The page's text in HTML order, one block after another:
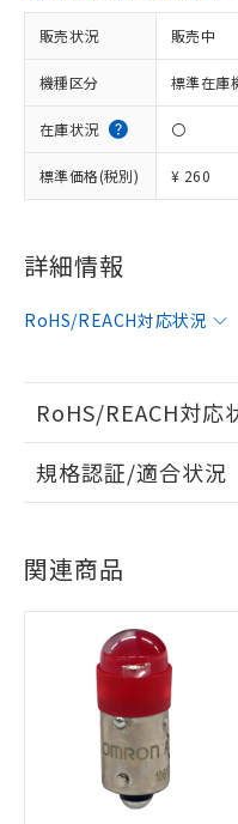
販売状況 販売中
機種区分 標準在庫
在庫状況 〇
標準価格(税別) ¥ 260
詳細情報
RoHS/REACH対応状況
RoHS/REACH対応
EU RoHS 注意事項・
対応状況 ※1
対応済み
中国 RoHS 注意事項
中国 RoHS表※1 ※2
規格認証/適合状況
No
LR型式承認
（イギリス
船舶規格）
関連商品
※1 対応状況
対応済み：
非含有に対応し
す。